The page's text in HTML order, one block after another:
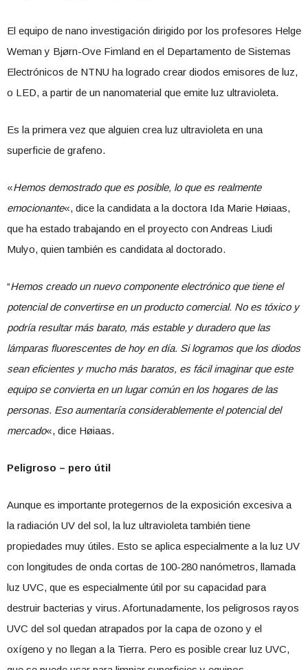
El equipo de nano investigación dirigido por los profesores Helge
Weman y Bjørn-Ove Fimland en el Departamento de Sistemas
Electrónicos de NTNU ha logrado crear diodos emisores de luz,
o LED, a partir de un nanomaterial que emite luz ultravioleta.
Es la primera vez que alguien crea luz ultravioleta en una
superficie de grafeno.
«Hemos demostrado que es posible, lo que es realmente
emocionante«, dice la candidata a la doctora Ida Marie Høiaas,
que ha estado trabajando en el proyecto con Andreas Liudi
Mulyo, quien también es candidata al doctorado.
“Hemos creado un nuevo componente electrónico que tiene el
potencial de convertirse en un producto comercial. No es tóxico y
podría resultar más barato, más estable y duradero que las
lámparas fluorescentes de hoy en día. Si logramos que los diodos
sean eficientes y mucho más baratos, es fácil imaginar que este
equipo se convierta en un lugar común en los hogares de las
personas. Eso aumentaría considerablemente el potencial del
mercado«, dice Høiaas.
Peligroso – pero útil
Aunque es importante protegernos de la exposición excesiva a
la radiación UV del sol, la luz ultravioleta también tiene
propiedades muy útiles. Esto se aplica especialmente a la luz UV
con longitudes de onda cortas de 100-280 nanómetros, llamada
luz UVC, que es especialmente útil por su capacidad para
destruir bacterias y virus. Afortunadamente, los peligrosos rayos
UVC del sol quedan atrapados por la capa de ozono y el
oxígeno y no llegan a la Tierra. Pero es posible crear luz UVC,